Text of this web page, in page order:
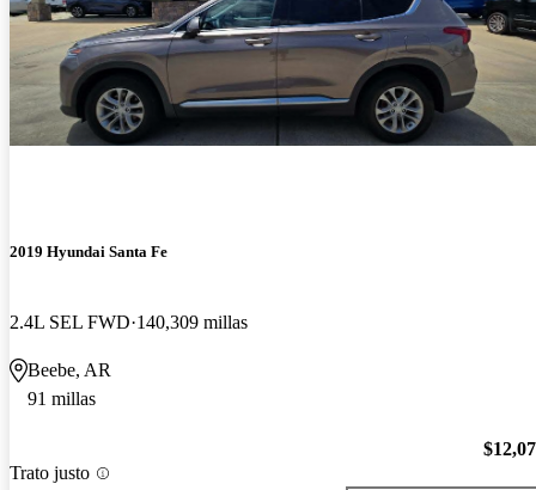
2019 Hyundai Santa Fe
2.4L SEL FWD 140,309 millas
Beebe, AR
91 millas
Trato justo